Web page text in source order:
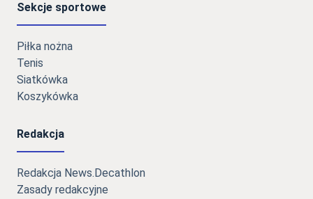
Sekcje sportowe
Piłka nożna
Tenis
Siatkówka
Koszykówka
Redakcja
Redakcja News.Decathlon
Zasady redakcyjne